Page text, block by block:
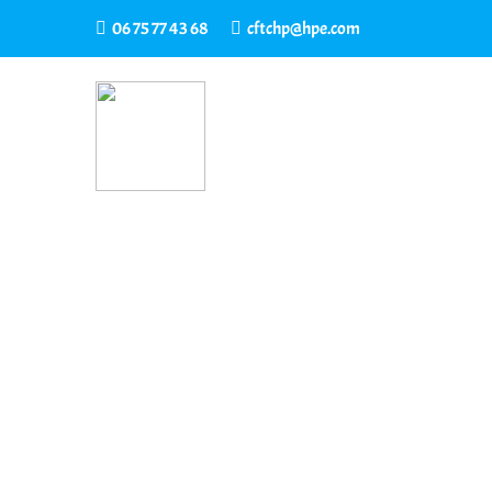
06 75 77 43 68 cftchp@hpe.com